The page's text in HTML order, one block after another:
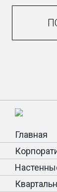
Главная